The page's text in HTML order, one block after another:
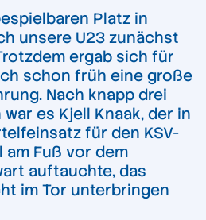
Platz in
unsere U23 zunächst
ergab sich für
schon früh eine große
Nach knapp drei
es Kjell Knaak, der in
für den KSV-
am Fuß vor dem
auftauchte, das
im Tor unterbringen